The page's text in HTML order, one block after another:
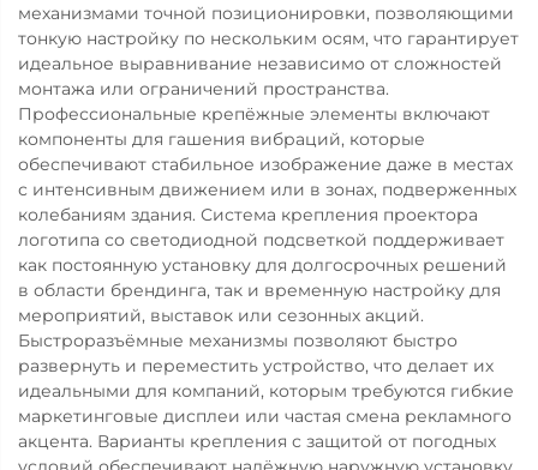
механизмами точной позиционировки, позволяющими
тонкую настройку по нескольким осям, что гарантирует
идеальное выравнивание независимо от сложностей
монтажа или ограничений пространства.
Профессиональные крепёжные элементы включают
компоненты для гашения вибраций, которые
обеспечивают стабильное изображение даже в местах
с интенсивным движением или в зонах, подверженных
колебаниям здания. Система крепления проектора
логотипа со светодиодной подсветкой поддерживает
как постоянную установку для долгосрочных решений
в области брендинга, так и временную настройку для
мероприятий, выставок или сезонных акций.
Быстроразъёмные механизмы позволяют быстро
развернуть и переместить устройство, что делает их
идеальными для компаний, которым требуются гибкие
маркетинговые дисплеи или частая смена рекламного
акцента. Варианты крепления с защитой от погодных